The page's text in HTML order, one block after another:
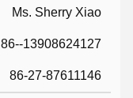
Ms. Sherry Xiao
86--13908624127
86-27-87611146